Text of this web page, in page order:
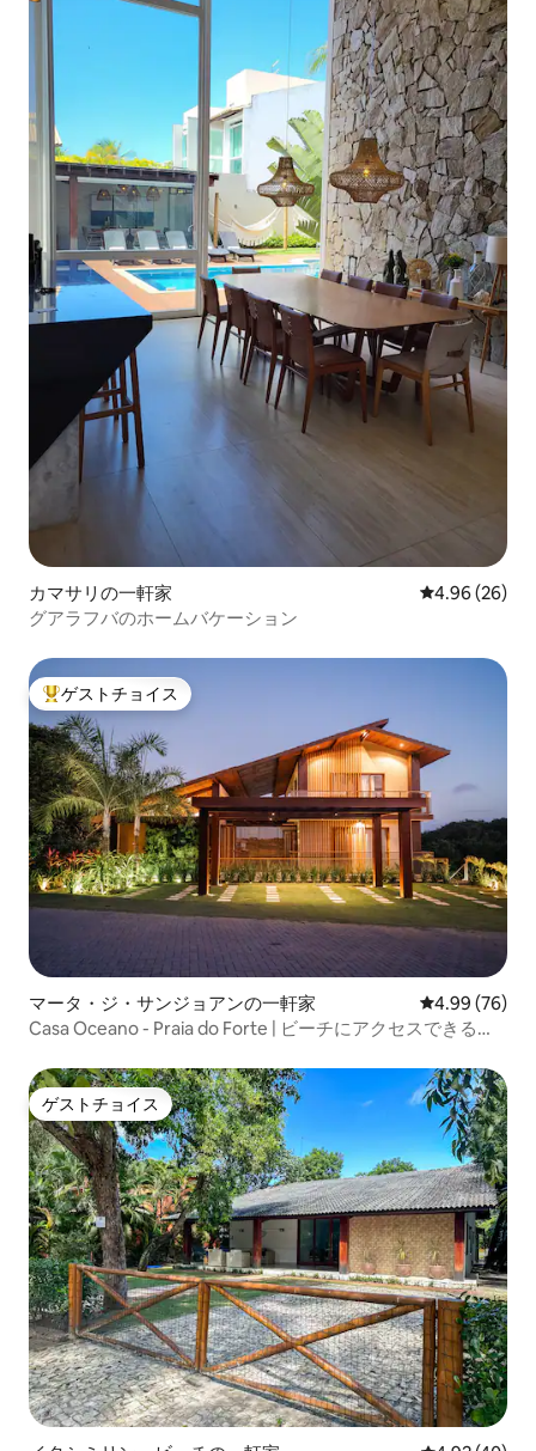
カマサリの一軒家 レビュー26
4.96 (26)
グアラフバのホームバケーション
大好評のゲストチョイスです。
ゲストチョイス
マータ・ジ・サンジョアンの一軒家 レビュー76
4.99 (76)
Casa Oceano - Praia do Forte | ビーチにアクセスできるコ
ゲストチョイス
ゲストチョイス